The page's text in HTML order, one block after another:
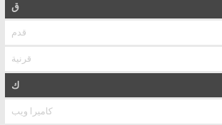
ق
قدم
قرنية
ك
كاميرا ويب